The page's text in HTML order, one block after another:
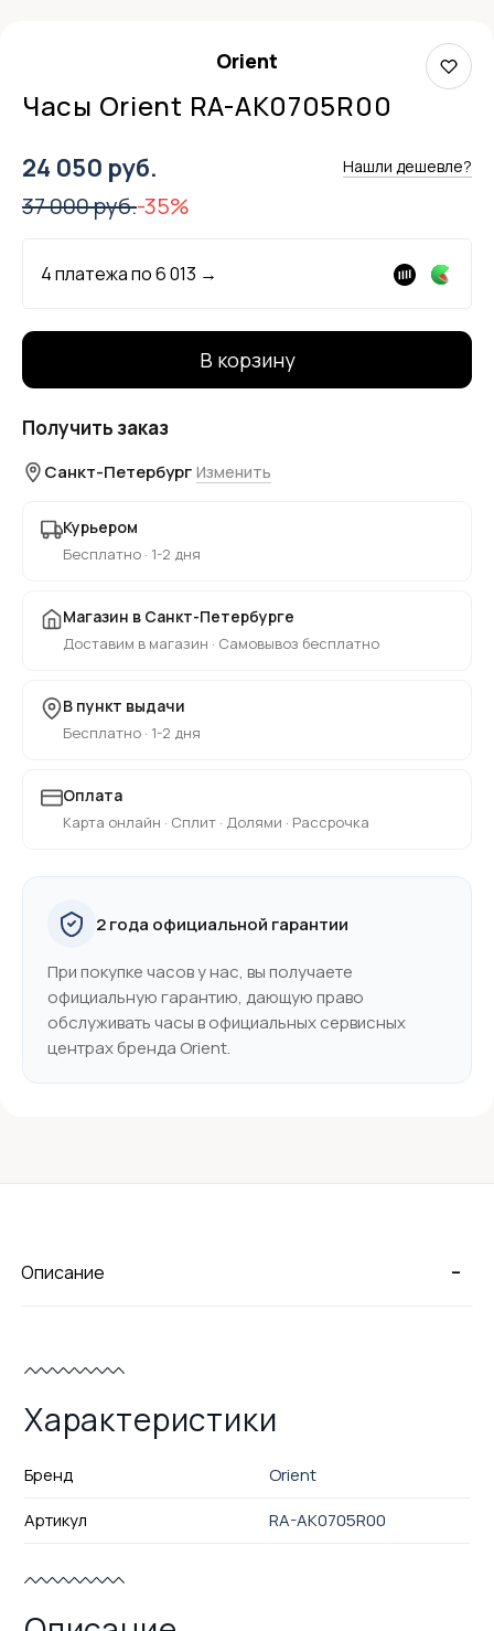
Orient
Часы Orient RA-AK0705R00
24 050 руб. Нашли дешевле?
37 000 руб.-35%
4 платежа по6 013 →
В корзину
Получить заказ
Санкт-Петербург Изменить
Курьером
Бесплатно · 1-2 дня
Магазин в Санкт-Петербурге
Доставим в магазин · Самовывоз бесплатно
В пункт выдачи
Бесплатно · 1-2 дня
Оплата
Карта онлайн · Сплит · Долями · Рассрочка
2 года официальной гарантии
При покупке часов у нас, вы получаете
официальную гарантию, дающую право
обслуживать часы в официальных сервисных
центрах бренда Orient.
-
Описание
Характеристики
Бренд
Orient
Артикул
RA-AK0705R00